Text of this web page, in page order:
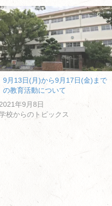
9月13日(月)から9月17日(金)まで
の教育活動について
年9月8日
校からのトピックス